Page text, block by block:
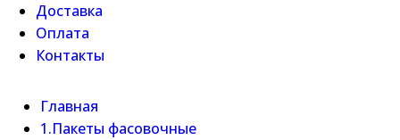
Доставка
Оплата
Контакты
Главная
1.Пакеты фасовочные